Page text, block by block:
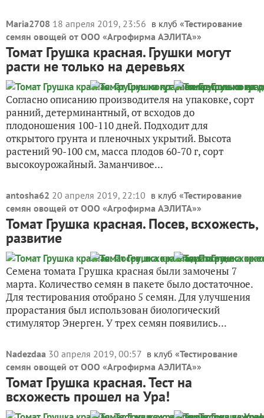
Maria2708 18 апреля 2019, 23:56 в клуб «Тестирование
семян овощей от ООО «Агрофирма АЭЛИТА»»
Томат Грушка красная. Грушки могут
расти не только на деревьях
Согласно описанию производителя на упаковке, сорт
ранний, детерминантный, от всходов до
плодоношения 100-110 дней. Подходит для
открытого грунта и пленочных укрытий. Высота
растений 90-100 см, масса плодов 60-70 г, сорт
высокоурожайный. Заманчивое...
antosha62 20 апреля 2019, 22:10 в клуб «Тестирование
семян овощей от ООО «Агрофирма АЭЛИТА»»
Томат Грушка красная. Посев, всхожесть,
развитие
Семена томата Грушка красная были замочены 7
марта. Количество семян в пакете было достаточное.
Для тестирования отобрано 5 семян. Для улучшения
прорастания был использован биологический
стимулятор Энерген. У трех семян появились...
Nadezdaa 30 апреля 2019, 00:57 в клуб «Тестирование
семян овощей от ООО «Агрофирма АЭЛИТА»»
Томат Грушка красная. Тест на
всхожесть прошел на Ура!